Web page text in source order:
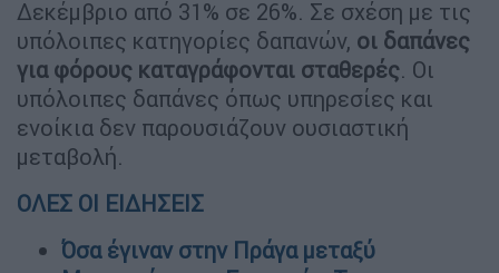
Δεκέμβριο από 31% σε 26%. Σε σχέση με τις
υπόλοιπες κατηγορίες δαπανών, οι δαπάνες
για φόρους καταγράφονται σταθερές. Οι
υπόλοιπες δαπάνες όπως υπηρεσίες και
ενοίκια δεν παρουσιάζουν ουσιαστική
μεταβολή.
ΟΛΕΣ ΟΙ ΕΙΔΗΣΕΙΣ
Όσα έγιναν στην Πράγα μεταξύ